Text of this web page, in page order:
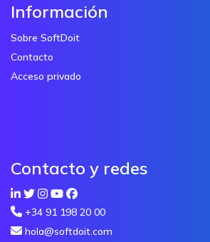
Información
Sobre SoftDoit
Contacto
Acceso privado
Contacto y redes
+34 91 198 20 00
hola@softdoit.com